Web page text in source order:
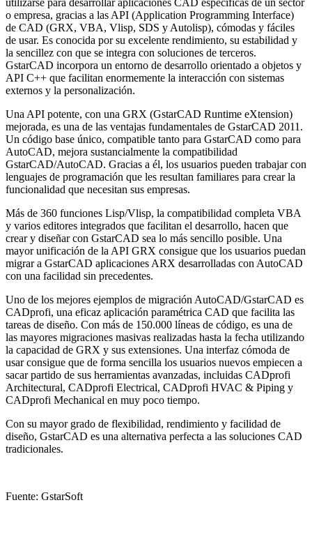
o empresa, gracias a las API (Application Programming Interface)
de CAD (GRX, VBA, Vlisp, SDS y Autolisp), cómodas y fáciles
de usar. Es conocida por su excelente rendimiento, su estabilidad y
la sencillez con que se integra con soluciones de terceros.
GstarCAD incorpora un entorno de desarrollo orientado a objetos y
API C++ que facilitan enormemente la interacción con sistemas
externos y la personalización.
Una API potente, con una GRX (GstarCAD Runtime eXtension)
mejorada, es una de las ventajas fundamentales de GstarCAD 2011.
Un código base único, compatible tanto para GstarCAD como para
AutoCAD, mejora sustancialmente la compatibilidad
GstarCAD/AutoCAD. Gracias a él, los usuarios pueden trabajar con
lenguajes de programación que les resultan familiares para crear la
funcionalidad que necesitan sus empresas.
Más de 360 funciones Lisp/Vlisp, la compatibilidad completa VBA
y varios editores integrados que facilitan el desarrollo, hacen que
crear y diseñar con GstarCAD sea lo más sencillo posible. Una
mayor unificación de la API GRX consigue que los usuarios puedan
migrar a GstarCAD aplicaciones ARX desarrolladas con AutoCAD
con una facilidad sin precedentes.
Uno de los mejores ejemplos de migración AutoCAD/GstarCAD es
CADprofi, una eficaz aplicación paramétrica CAD que facilita las
tareas de diseño. Con más de 150.000 líneas de código, es una de
las mayores migraciones masivas realizadas hasta la fecha utilizando
la capacidad de GRX y sus extensiones. Una interfaz cómoda de
usar consigue que de forma sencilla los usuarios nuevos empiecen a
sacar partido de sus herramientas avanzadas, incluidas CADprofi
Architectural, CADprofi Electrical, CADprofi HVAC & Piping y
CADprofi Mechanical en muy poco tiempo.
Con su mayor grado de flexibilidad, rendimiento y facilidad de
diseño, GstarCAD es una alternativa perfecta a las soluciones CAD
tradicionales.
Fuente: GstarSoft